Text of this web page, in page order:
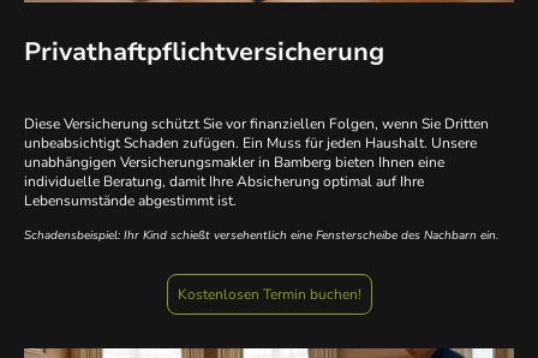
Privathaftpflichtversicherung
Diese Versicherung schützt Sie vor finanziellen Folgen, wenn Sie Dritten
unbeabsichtigt Schaden zufügen. Ein Muss für jeden Haushalt. Unsere
unabhängigen Versicherungsmakler in Bamberg bieten Ihnen eine
individuelle Beratung, damit Ihre Absicherung optimal auf Ihre
Lebensumstände abgestimmt ist.
Schadensbeispiel: Ihr Kind schießt versehentlich eine Fensterscheibe des Nachbarn ein.
Kostenlosen Termin buchen!